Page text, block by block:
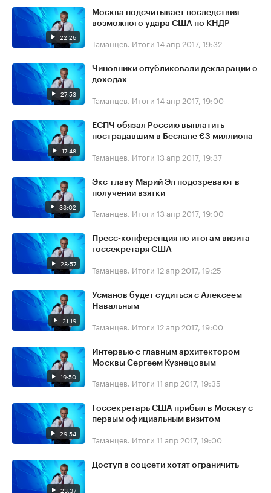
22:26
Москва подсчитывает последствия
возможного удара США по КНДР
Таманцев. Итоги 14 апр 2017, 19:32
27:53
Чиновники опубликовали декларации о
доходах
Таманцев. Итоги 14 апр 2017, 19:00
17:48
ЕСПЧ обязал Россию выплатить
пострадавшим в Беслане €3 миллиона
Таманцев. Итоги 13 апр 2017, 19:37
33:02
Экс-главу Марий Эл подозревают в
получении взятки
Таманцев. Итоги 13 апр 2017, 19:00
28:57
Пресс-конференция по итогам визита
госсекретаря США
Таманцев. Итоги 12 апр 2017, 19:25
21:19
Усманов будет судиться с Алексеем
Навальным
Таманцев. Итоги 12 апр 2017, 19:00
19:50
Интервью с главным архитектором
Москвы Сергеем Кузнецовым
Таманцев. Итоги 11 апр 2017, 19:35
29:54
Госсекретарь США прибыл в Москву с
первым официальным визитом
Таманцев. Итоги 11 апр 2017, 19:00
23:37
Доступ в соцсети хотят ограничить